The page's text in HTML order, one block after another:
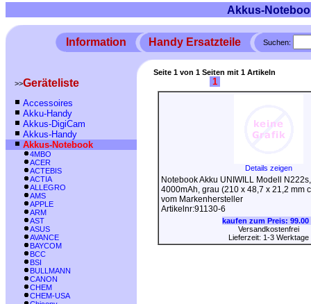
Akkus-
Information Handy Ersatzteile Suchen:
>>Geräteliste
Accessoires
Akku-Handy
Akkus-DigiCam
Akkus-Handy
Akkus-Notebook
4MBO
ACER
ACTEBIS
ACTIA
ALLEGRO
AMS
APPLE
ARM
AST
ASUS
AVANCE
BAYCOM
BCC
BSI
BULLMANN
CANON
CHEM
CHEM-USA
Seite 1 von 1 Seiten mit 1 Artikeln
1
Details zeigen
Notebook Akku UNIWILL Modell
4000mAh, grau (210 x 48,7 x 21,2 mm
vom Markenhersteller
Artikelnr:91130-6
kaufen zum Preis: 99.00
Versandkostenfrei
Lieferzeit: 1-3 Werktage